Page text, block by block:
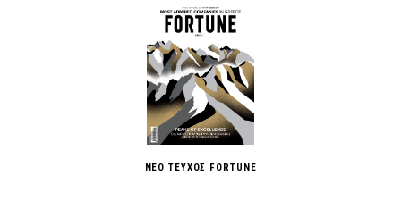
ΝΕΟ ΤΕΥΧΟΣ FORTUNE